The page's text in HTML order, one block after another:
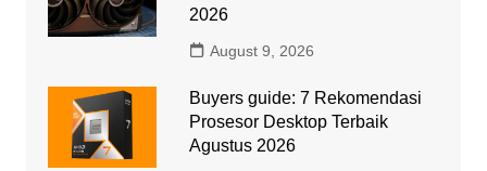
2026
August 9, 2026
Buyers guide: 7 Rekomendasi
Prosesor Desktop Terbaik
Agustus 2026